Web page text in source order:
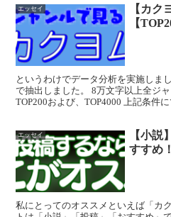
エッセイ
【カク
【
というわけでデータ分析を実施しま
で抽出しました。 8万文字以上全ジ
TOP200および、TOP4000 上記条件
エッセイ
【小説
すすめ
私にとってのオススメといえば「カ